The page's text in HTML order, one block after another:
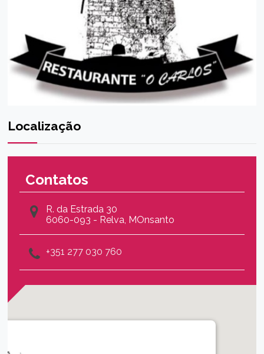
Localização
Contatos
R. da Estrada 30
6060-093 - Relva, MOnsanto
+351 277 030 760